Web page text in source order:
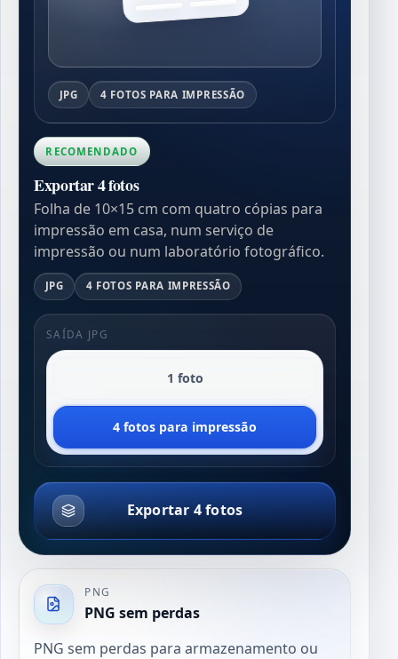
JPG 4 FOTOS PARA IMPRESSÃO
RECOMENDADO
Exportar 4 fotos
Folha de 10×15 cm com quatro cópias para
impressão em casa, num serviço de
impressão ou num laboratório fotográfico.
JPG 4 FOTOS PARA IMPRESSÃO
SAÍDA JPG
1 foto
4 fotos para impressão
Exportar 4 fotos
PNG
PNG sem perdas
PNG sem perdas para armazenamento ou